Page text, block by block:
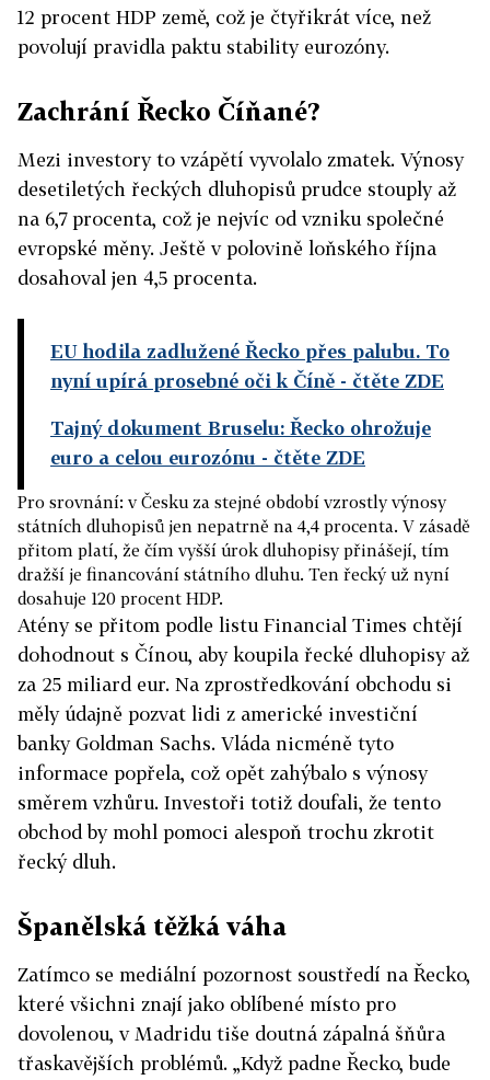
12 procent HDP země, což je čtyřikrát více, než
povolují pravidla paktu stability eurozóny.
Zachrání Řecko Číňané?
Mezi investory to vzápětí vyvolalo zmatek. Výnosy
desetiletých řeckých dluhopisů prudce stouply až
na 6,7 procenta, což je nejvíc od vzniku společné
evropské měny. Ještě v polovině loňského října
dosahoval jen 4,5 procenta.
EU hodila zadlužené Řecko přes palubu. To
nyní upírá prosebné oči k Číně - čtěte ZDE
Tajný dokument Bruselu: Řecko ohrožuje
euro a celou eurozónu - čtěte ZDE
Pro srovnání: v Česku za stejné období vzrostly výnosy
státních dluhopisů jen nepatrně na 4,4 procenta. V zásadě
přitom platí, že čím vyšší úrok dluhopisy přinášejí, tím
dražší je financování státního dluhu. Ten řecký už nyní
dosahuje 120 procent HDP.
Atény se přitom podle listu Financial Times chtějí
dohodnout s Čínou, aby koupila řecké dluhopisy až
za 25 miliard eur. Na zprostředkování obchodu si
měly údajně pozvat lidi z americké investiční
banky Goldman Sachs. Vláda nicméně tyto
informace popřela, což opět zahýbalo s výnosy
směrem vzhůru. Investoři totiž doufali, že tento
obchod by mohl pomoci alespoň trochu zkrotit
řecký dluh.
Španělská těžká váha
Zatímco se mediální pozornost soustředí na Řecko,
které všichni znají jako oblíbené místo pro
dovolenou, v Madridu tiše doutná zápalná šňůra
třaskavějších problémů. „Když padne Řecko, bude